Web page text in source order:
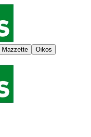
Mazzette Oikos